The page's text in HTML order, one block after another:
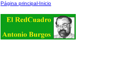
Página principal-Inicio